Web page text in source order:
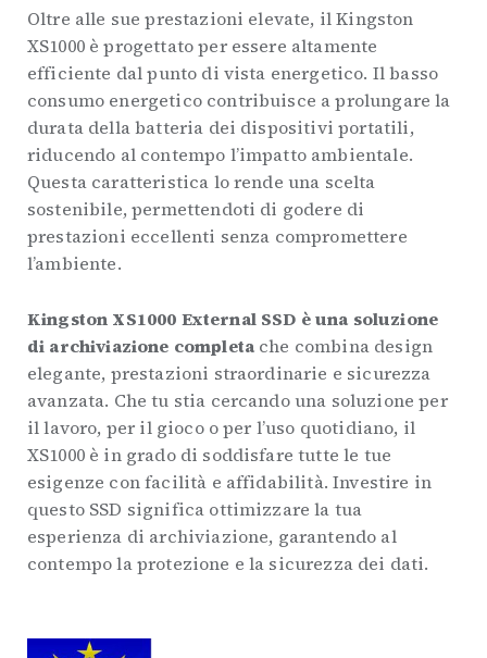
Oltre alle sue prestazioni elevate, il Kingston
XS1000 è progettato per essere altamente
efficiente dal punto di vista energetico. Il basso
consumo energetico contribuisce a prolungare la
durata della batteria dei dispositivi portatili,
riducendo al contempo l’impatto ambientale.
Questa caratteristica lo rende una scelta
sostenibile, permettendoti di godere di
prestazioni eccellenti senza compromettere
l’ambiente.
Kingston XS1000 External SSD è una soluzione
di archiviazione completa che combina design
elegante, prestazioni straordinarie e sicurezza
avanzata. Che tu stia cercando una soluzione per
il lavoro, per il gioco o per l’uso quotidiano, il
XS1000 è in grado di soddisfare tutte le tue
esigenze con facilità e affidabilità. Investire in
questo SSD significa ottimizzare la tua
esperienza di archiviazione, garantendo al
contempo la protezione e la sicurezza dei dati.